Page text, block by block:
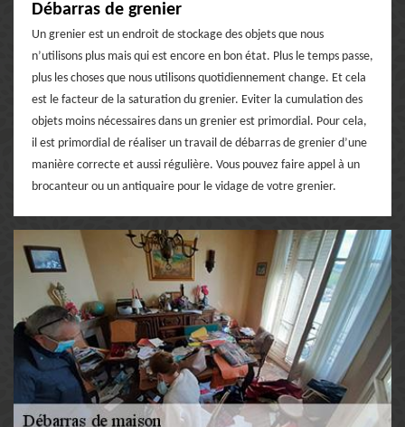
Débarras de grenier
Un grenier est un endroit de stockage des objets que nous
n’utilisons plus mais qui est encore en bon état. Plus le temps passe,
plus les choses que nous utilisons quotidiennement change. Et cela
est le facteur de la saturation du grenier. Eviter la cumulation des
objets moins nécessaires dans un grenier est primordial. Pour cela,
il est primordial de réaliser un travail de débarras de grenier d’une
manière correcte et aussi régulière. Vous pouvez faire appel à un
brocanteur ou un antiquaire pour le vidage de votre grenier.